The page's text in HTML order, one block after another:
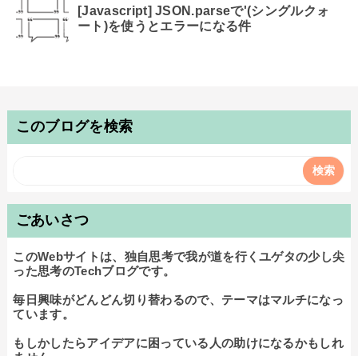
[Javascript] JSON.parseで'(シングルクォ
ート)を使うとエラーになる件
このブログを検索
ごあいさつ
このWebサイトは、独自思考で我が道を行くユゲタの少し尖
った思考のTechブログです。
毎日興味がどんどん切り替わるので、テーマはマルチになっ
ています。
もしかしたらアイデアに困っている人の助けになるかもしれ